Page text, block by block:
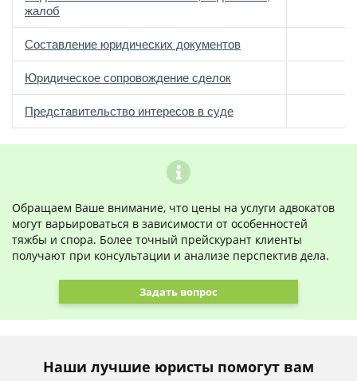
жалоб
Составление юридических документов
Юридическое сопровождение сделок
Представительство интересов в суде
Обращаем Ваше внимание, что цены на услуги адвокатов
могут варьироваться в зависимости от особенностей
тяжбы и спора. Более точный прейскурант клиенты
получают при консультации и анализе перспектив дела.
Задать вопрос
Наши лучшие юристы помогут вам